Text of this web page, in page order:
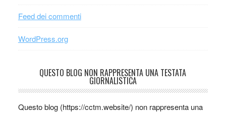
Feed dei commenti
WordPress.org
QUESTO BLOG NON RAPPRESENTA UNA TESTATA
GIORNALISTICA
Questo blog (https://cctm.website/) non rappresenta una